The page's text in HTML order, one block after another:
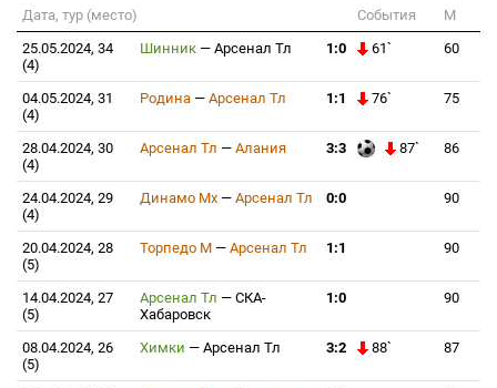
Дата, тур (место) События
М
25.05.2024, 34
(4)
Шинник — Арсенал Тл 1:0 61` 60
04.05.2024, 31
(4)
Родина — Арсенал Тл 1:1 76` 75
28.04.2024, 30
(4)
Арсенал Тл — Алания 3:3 87` 86
24.04.2024, 29
(4)
Динамо Мх — Арсенал Тл 0:0 90
20.04.2024, 28
(5)
Торпедо М — Арсенал Тл 1:1 90
14.04.2024, 27
(5)
Арсенал Тл — СКА-
Хабаровск
1:0 90
08.04.2024, 26
(5)
Химки — Арсенал Тл 3:2 88` 87